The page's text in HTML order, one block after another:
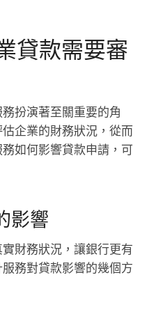
貸款需要審
扮演著至關重要的角
企業的財務狀況，從而
如何影響貸款申請，可
影響
財務狀況，讓銀行更有
務對貸款影響的幾個方